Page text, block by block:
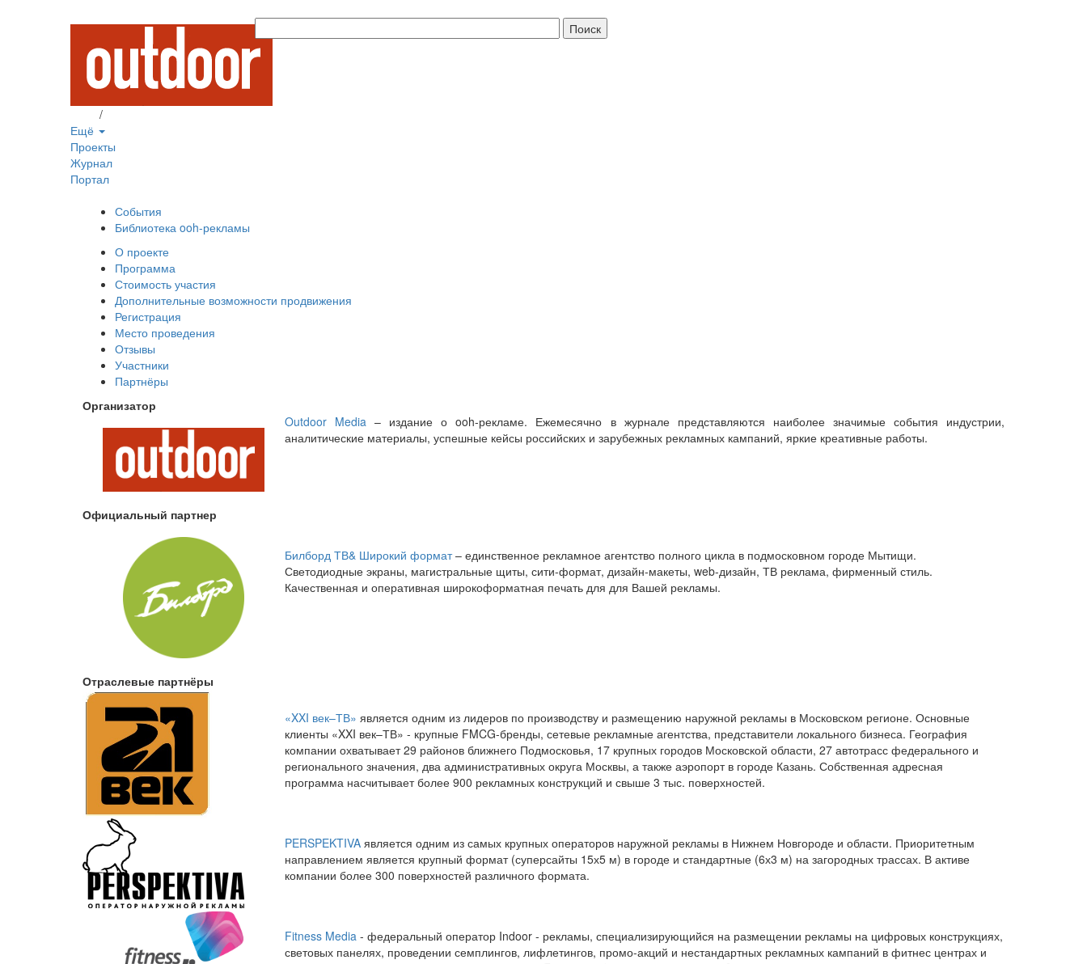
/
Ещё
Проекты
Журнал
Портал
События
Библиотека ooh-рекламы
О проекте
Программа
Стоимость участия
Дополнительные возможности продвижения
Регистрация
Место проведения
Отзывы
Участники
Партнёры
Организатор
Outdoor Media – издание о ooh-рекламе. Ежемесячно в журнале представляются наиболее значимые события индустрии,
аналитические материалы, успешные кейсы российских и зарубежных рекламных кампаний, яркие креативные работы.
Официальный партнер
Билборд ТВ& Широкий формат– единственное рекламное агентство полного цикла в подмосковном городе Мытищи.
Светодиодные экраны, магистральные щиты, сити-формат, дизайн-макеты, web-дизайн, ТВ реклама, фирменный стиль.
Качественная и оперативная широкоформатная печать для для Вашей рекламы.
Отраслевые партнёры
«XXI век–ТВ» является одним из лидеров по производству и размещению наружной рекламы в Московском регионе. Основные
клиенты «XXI век–ТВ» - крупные FMCG-бренды, сетевые рекламные агентства, представители локального бизнеса. География
компании охватывает 29 районов ближнего Подмосковья, 17 крупных городов Московской области, 27 автотрасс федерального и
регионального значения, два административных округа Москвы, а также аэропорт в городе Казань. Собственная адресная
программа насчитывает более 900 рекламных конструкций и свыше 3 тыс. поверхностей.
PERSPEKTIVA является одним из самых крупных операторов наружной рекламы в Нижнем Новгороде и области. Приоритетным
направлением является крупный формат (суперсайты 15х5 м) в городе и стандартные (6х3 м) на загородных трассах. В активе
компании более 300 поверхностей различного формата.
Fitness Media - федеральный оператор Indoor - рекламы, специализирующийся на размещении рекламы на цифровых конструкциях,
световых панелях, проведении семплингов, лифлетингов, промо-акций и нестандартных рекламных кампаний в фитнес центрах и